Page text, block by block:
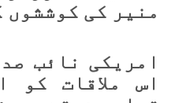
منیر کی کوششوں
امریکی نائب
اس ملاقات کو